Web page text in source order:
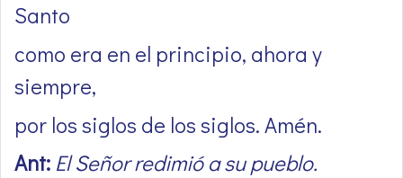
Santo
como era en el principio, ahora y
siempre,
por los siglos de los siglos. Amén.
Ant: El Señor redimió a su pueblo.